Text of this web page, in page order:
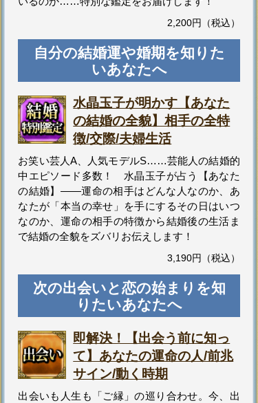
2,200円（税込）
自分の結婚運や婚期を知りた
いあなたへ
水晶玉子が明かす【あなた
の結婚の全貌】相手の全特
徴/交際/夫婦生活
お笑い芸人A、人気モデルS……芸能人の結婚的
中エピソード多数！ 水晶玉子が占う【あなた
の結婚】――運命の相手はどんな人なのか、あ
なたが「本当の幸せ」を手にするその日はいつ
なのか、運命の相手の特徴から結婚後の生活ま
で結婚の全貌をズバリお伝えします！
3,190円（税込）
次の出会いと恋の始まりを知
りたいあなたへ
即解決！【出会う前に知っ
て】あなたの運命の人/前兆
サイン/動く時期
出会いも人生も「ご縁」の巡り合わせ。今、出